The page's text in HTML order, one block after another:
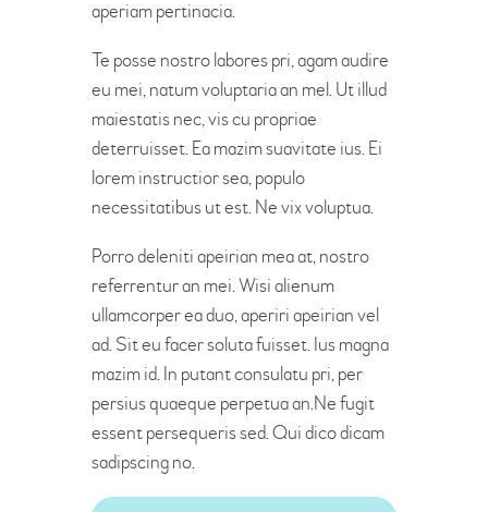
aperiam pertinacia.
Te posse nostro labores pri, agam audire
eu mei, natum voluptaria an mel. Ut illud
maiestatis nec, vis cu propriae
deterruisset. Ea mazim suavitate ius. Ei
lorem instructior sea, populo
necessitatibus ut est. Ne vix voluptua.
Porro deleniti apeirian mea at, nostro
referrentur an mei. Wisi alienum
ullamcorper ea duo, aperiri apeirian vel
ad. Sit eu facer soluta fuisset. Ius magna
mazim id. In putant consulatu pri, per
persius quaeque perpetua an.Ne fugit
essent persequeris sed. Qui dico dicam
sadipscing no.